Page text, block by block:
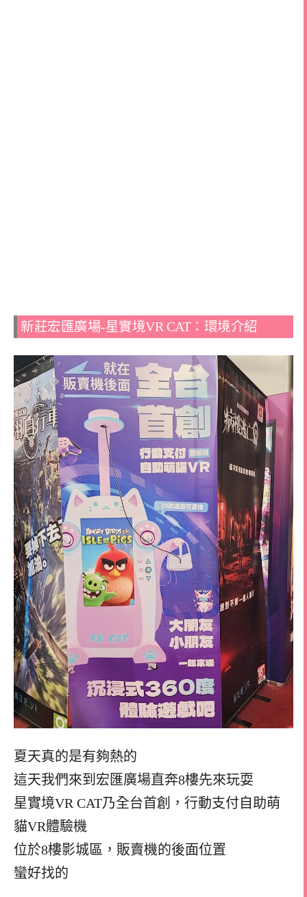
新莊宏匯廣場-星實境VR CAT：環境介紹
夏天真的是有夠熱的
這天我們來到宏匯廣場直奔8樓先來玩耍
星實境VR CAT乃全台首創，行動支付自助萌
貓VR體驗機
位於8樓影城區，販賣機的後面位置
蠻好找的